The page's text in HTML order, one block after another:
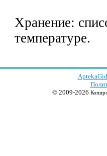
Хранение:
температуре.
© 2009-2026